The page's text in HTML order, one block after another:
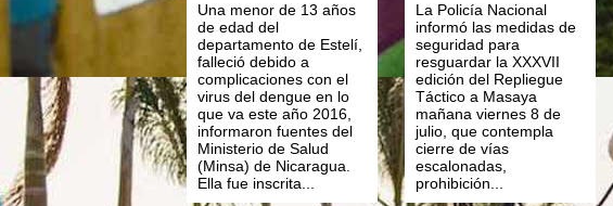
Una menor de 13 años
de edad del
departamento de Estelí,
falleció debido a
complicaciones con el
virus del dengue en lo
que va este año 2016,
informaron fuentes del
Ministerio de Salud
(Minsa) de Nicaragua.
Ella fue inscrita...
La Policía Nacional
informó las medidas de
seguridad para
resguardar la XXXVII
edición del Repliegue
Táctico a Masaya
mañana viernes 8 de
julio, que contempla
cierre de vías
escalonadas,
prohibición...